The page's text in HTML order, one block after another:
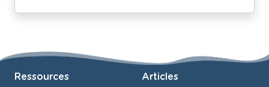
Ressources Articles